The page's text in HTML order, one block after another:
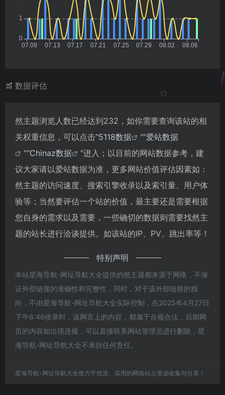
数据评估
然主题浏览人数已经达到232，如你需要查询该站的相
关权重信息，可以点击"5118数据 ""爱站数据
""Chinaz数据
"进入；以目前的网站数据参考，建
议大家请以爱站数据为准，更多网站价值评估因素如：
然主题的访问速度、搜索引擎收录以及索引量、用户体
验等；当然要评估一个站的价值，最主要还是需要根据
您自身的需求以及需要，一些确切的数据则需要找然主
题的站长进行洽谈提供。如该站的IP、PV、跳出率等！
特别声明
本站星海导航-网址导航大全提供的然主题都来源于网络，不保
证外部链接的准确性和完整性，同时，对于该外部链接的指
向，不由星海导航-网址导航大全实际控制，在2025年4月27日
下午6:46收录时，该网页上的内容，都属于合规合法，后期网
页的内容如出现违规，可以直接联系网站管理员进行删除，星
海导航-网址导航大全不承担任何责任。
星海导航-网址导航大全致力于优质、实用的网络站点资源收集与分享！